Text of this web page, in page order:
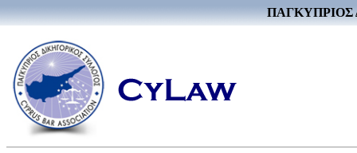
ΠΑΓΚΥΠΡΙΟΣ